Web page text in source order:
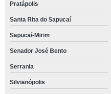
Pratápolis
Santa Rita do Sapucaí
Sapucaí-Mirim
Senador José Bento
Serrania
Silvianópolis